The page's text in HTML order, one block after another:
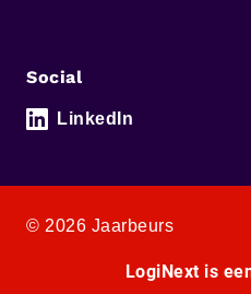
Social
LinkedIn
© 2026 Jaarbeurs
LogiNext is